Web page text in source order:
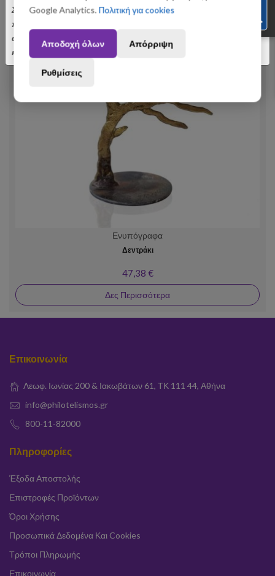
Σας ενημερώνουμε ότι οι παραγγελίες που θα
πραγματοποιηθούν από 3 έως 31 Αυγούστου ενδέχεται να
αποσταλούν με σχετική καθυστέρηση. Ευχαριστούμε για την
κατανόηση.
Ενυπόγραφα
Δεντράκι
47,38 €
Δες Περισσότερα
Επικοινωνία
Λεωφ. Ιωνίας 200 & Ιακωβάτων 61, ΤΚ 111 44, Αθήνα
info@philotelismos.gr
800-11-82000
Πληροφορίες
Έξοδα Αποστολής
Επιστροφές Προϊόντων
Όροι Χρήσης
Προσωπικά Δεδομένα Και Cookies
Τρόποι Πληρωμής
Επικοινωνία
Google Analytics. Πολιτική για cookies
Αποδοχή όλων Απόρριψη
Ρυθμίσεις